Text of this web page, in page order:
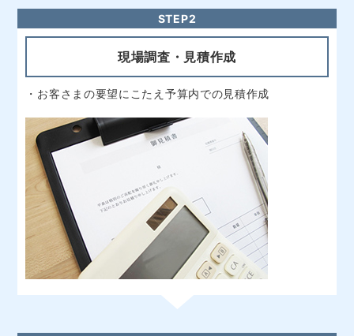
現場調査・見積作成
・お客さまの要望にこたえ予算内での見積作成
STEP3